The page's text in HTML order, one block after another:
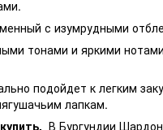
с изумрудными
тонами и яркими
подойдет к легким
лапкам.
В Бургундии